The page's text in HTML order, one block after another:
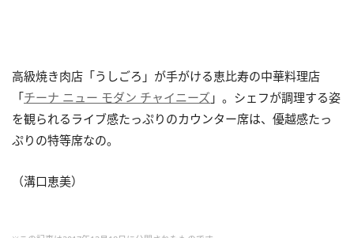
高級焼き肉店「うしごろ」が手がける恵比寿の中華料理店
「チーナ ニュー モダン チャイニーズ 」。シェフが調理する姿
を観られるライブ感たっぷりのカウンター席は、優越感たっ
ぷりの特等席なの。
（溝口恵美）